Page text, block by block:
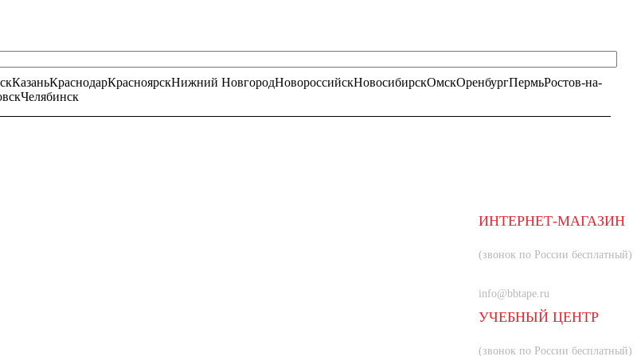
КазаньКраснодарКрасноярскНижний НовгородНовороссийскНовосибирскОмскОренбургПермьРостов-на-
Челябинск
ИНТЕРНЕТ-МАГАЗИН
(звонок по России бесплатный)
info@bbtape.ru
УЧЕБНЫЙ ЦЕНТР
(звонок по России бесплатный)